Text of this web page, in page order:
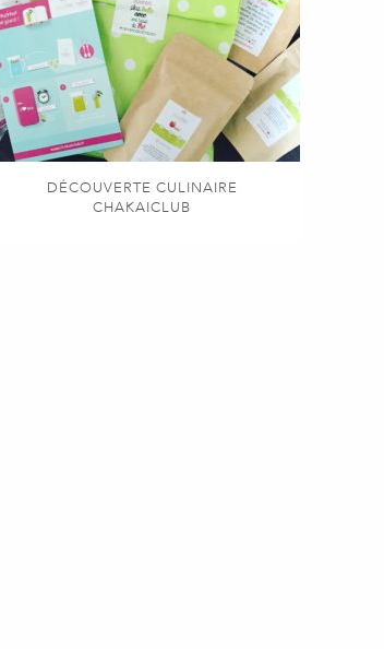
DÉCOUVERTE CULINAIRE
CHAKAICLUB